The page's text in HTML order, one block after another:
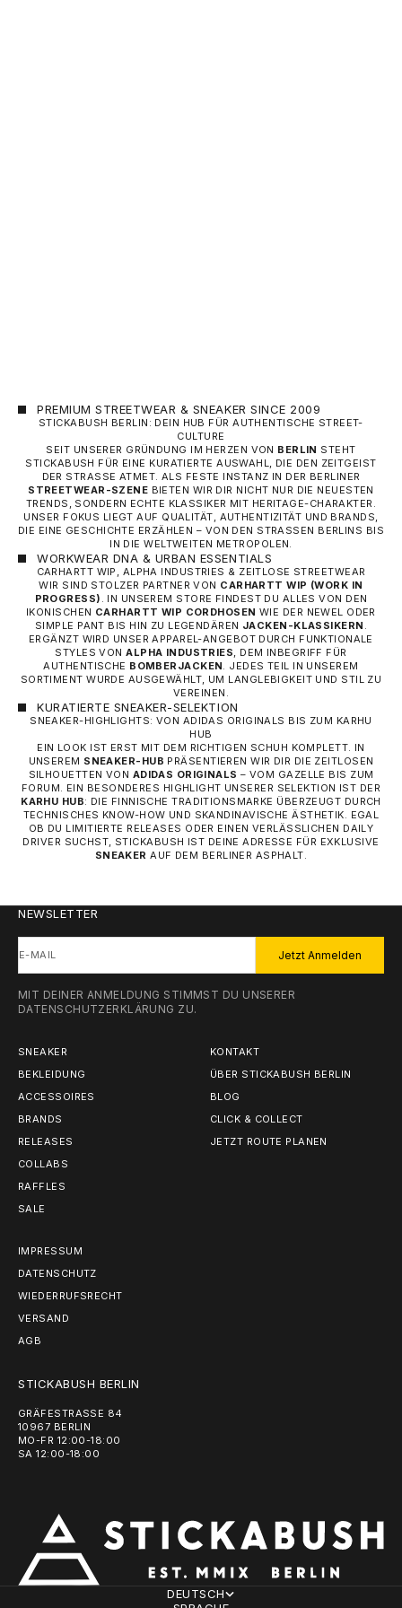
PREMIUM STREETWEAR & SNEAKER SINCE 2009
STICKABUSH BERLIN: DEIN HUB FÜR AUTHENTISCHE STREET-
CULTURE
SEIT UNSERER GRÜNDUNG IM HERZEN VON BERLIN STEHT
STICKABUSH FÜR EINE KURATIERTE AUSWAHL, DIE DEN ZEITGEIST
DER STRASSE ATMET. ALS FESTE INSTANZ IN DER BERLINER
STREETWEAR-SZENE BIETEN WIR DIR NICHT NUR DIE NEUESTEN
TRENDS, SONDERN ECHTE KLASSIKER MIT HERITAGE-CHARAKTER.
UNSER FOKUS LIEGT AUF QUALITÄT, AUTHENTIZITÄT UND BRANDS,
DIE EINE GESCHICHTE ERZÄHLEN – VON DEN STRASSEN BERLINS BIS I
N DIE WELTWEITEN METROPOLEN.
WORKWEAR DNA & URBAN ESSENTIALS
CARHARTT WIP, ALPHA INDUSTRIES & ZEITLOSE STREETWEAR
WIR SIND STOLZER PARTNER VON CARHARTT WIP (WORK IN
PROGRESS)
. IN UNSEREM STORE FINDEST DU ALLES VON DEN
IKONISCHEN CARHARTT WIP CORDHOSENWIE DER NEWEL ODER
SIMPLE PANT BIS HIN ZU LEGENDÄREN JACKEN-KLASSIKERN
ERGÄNZT WIRD UNSER APPAREL-ANGEBOT DURCH FUNKTIONALE
STYLES VONALPHA INDUSTRIES , DEM INBEGRIFF FÜR
AUTHENTISCHE BOMBERJACKEN
. JEDES TEIL IN UNSEREM
SORTIMENT WURDE AUSGEWÄHLT, UM LANGLEBIGKEIT UND STIL ZU
VEREINEN.
KURATIERTE SNEAKER-SELEKTION
SNEAKER-HIGHLIGHTS: VON ADIDAS ORIGINALS BIS ZUM KARHU
HUB
EIN LOOK IST ERST MIT DEM RICHTIGEN SCHUH KOMPLETT. IN
UNSEREM SNEAKER-HUB PRÄSENTIEREN WIR DIR DIE ZEITLOSEN
SILHOUETTEN VON ADIDAS ORIGINALS – VOM GAZELLE BIS ZUM
FORUM. EIN BESONDERES HIGHLIGHT UNSERER SELEKTION IST DER
KARHU HUB: DIE FINNISCHE TRADITIONSMARKE ÜBERZEUGT DURCH
TECHNISCHES KNOW-HOW UND SKANDINAVISCHE ÄSTHETIK. EGAL
OB DU LIMITIERTE RELEASES ODER EINEN VERLÄSSLICHEN DAILY
DRIVER SUCHST, STICKABUSH IST DEINE ADRESSE FÜR EXKLUSIVE
SNEAKER AUF DEM BERLINER ASPHALT.
NEWSLETTER
E-MAIL Jetzt Anmelden
MIT DEINER ANMELDUNG STIMMST DU UNSERER
DATENSCHUTZERKLÄRUNG ZU.
SNEAKER
BEKLEIDUNG
ACCESSOIRES
BRANDS
RELEASES
COLLABS
RAFFLES
SALE
KONTAKT
ÜBER STICKABUSH BERLIN
BLOG
CLICK & COLLECT
JETZT ROUTE PLANEN
IMPRESSUM
DATENSCHUTZ
WIEDERRUFSRECHT
VERSAND
AGB
STICKABUSH BERLIN
GRÄFESTRASSE 84
10967 BERLIN
MO-FR 12:00-18:00
SA 12:00-18:00
DEUTSCH